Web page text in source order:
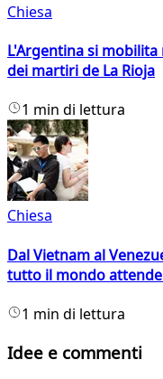
Chiesa
L'Argentina si mobilita
dei martiri de La Rioja
1 min di lettura
Chiesa
Dal Vietnam al
tutto il mondo attende
1 min di lettura
Idee e commenti